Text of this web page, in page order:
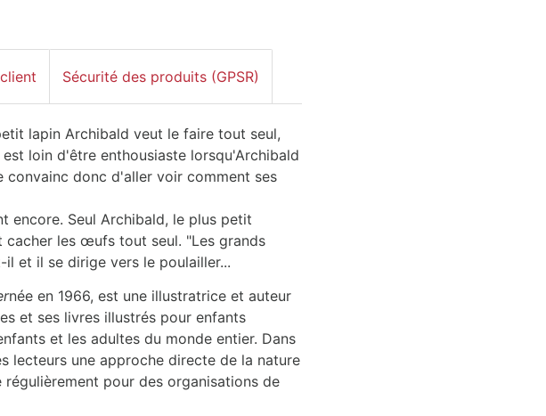
Sécurité des produits (GPSR)
lapin Archibald veut le faire tout seul,
loin d'être enthousiaste lorsqu'Archibald
donc d'aller voir comment ses
encore. Seul Archibald, le plus petit
les œufs tout seul. "Les grands
et il se dirige vers le poulailler...
née en 1966, est une illustratrice et auteur
et ses livres illustrés pour enfants
et les adultes du monde entier. Dans
lecteurs une approche directe de la nature
pour des organisations de